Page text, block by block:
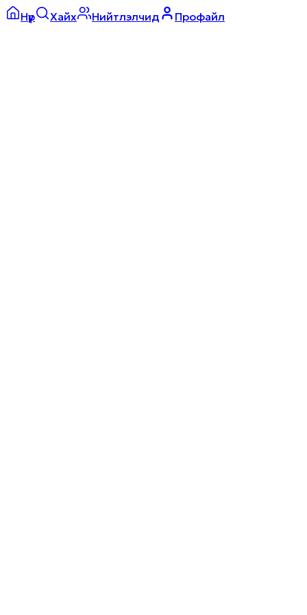
Нүүр Хайх Нийтлэлчид Профайл